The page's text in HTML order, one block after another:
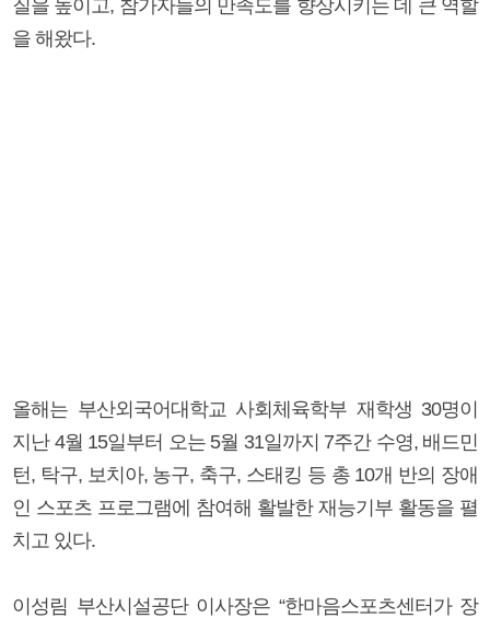
질을 높이고, 참가자들의 만족도를 향상시키는 데 큰 역할
을 해왔다.
올해는 부산외국어대학교 사회체육학부 재학생 30명이
지난 4월 15일부터 오는 5월 31일까지 7주간 수영, 배드민
턴, 탁구, 보치아, 농구, 축구, 스태킹 등 총 10개 반의 장애
인 스포츠 프로그램에 참여해 활발한 재능기부 활동을 펼
치고 있다.
이성림 부산시설공단 이사장은 “한마음스포츠센터가 장